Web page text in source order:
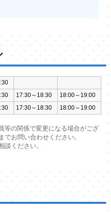
17:30～18:30
18:00～19:00
17:30～18:30 18:00～19:00
の関係で変更になる場合がござ
でお問い合わせください。
ください。